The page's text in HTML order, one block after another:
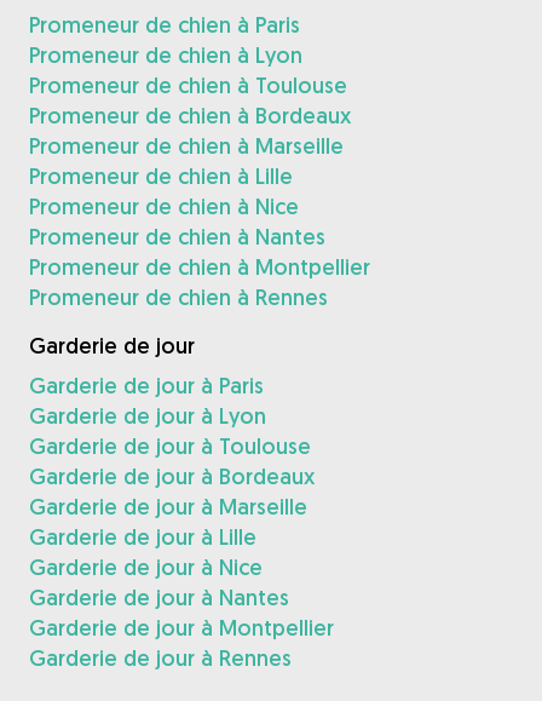
Promeneur de chien à Paris
Promeneur de chien à Lyon
Promeneur de chien à Toulouse
Promeneur de chien à Bordeaux
Promeneur de chien à Marseille
Promeneur de chien à Lille
Promeneur de chien à Nice
Promeneur de chien à Nantes
Promeneur de chien à Montpellier
Promeneur de chien à Rennes
Garderie de jour
Garderie de jour à Paris
Garderie de jour à Lyon
Garderie de jour à Toulouse
Garderie de jour à Bordeaux
Garderie de jour à Marseille
Garderie de jour à Lille
Garderie de jour à Nice
Garderie de jour à Nantes
Garderie de jour à Montpellier
Garderie de jour à Rennes